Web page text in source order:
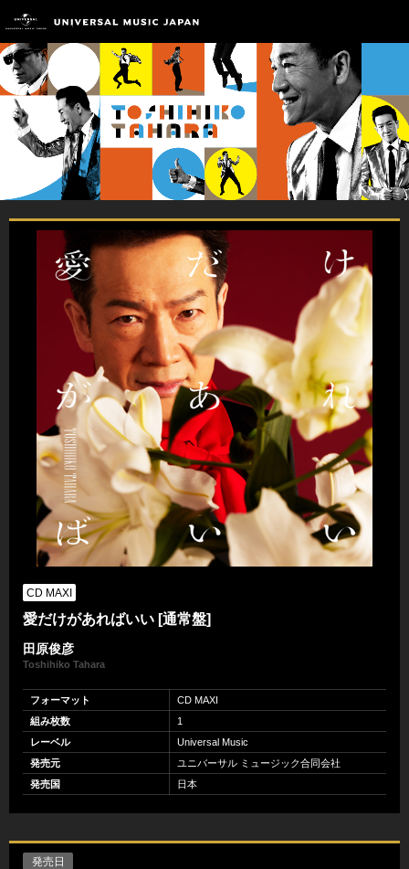
CD MAXI
愛だけがあればいい [通常盤]
田原俊彦
Toshihiko Tahara
フォーマット
CD MAXI
組み枚数
1
レーベル
Universal Music
発売元
ユニバーサル ミュージック合同会社
発売国
日本
発売日